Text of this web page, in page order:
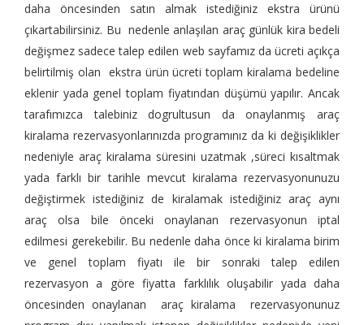
daha öncesinden satın almak istediğiniz ekstra ürünü
çıkartabilirsiniz. Bu nedenle anlaşılan araç günlük kira bedeli
değişmez sadece talep edilen web sayfamız da ücreti açıkça
belirtilmiş olan ekstra ürün ücreti toplam kiralama bedeline
eklenir yada genel toplam fiyatından düşümü yapılır. Ancak
tarafımızca talebiniz dogrultusun da onaylanmış araç
kiralama rezervasyonlarınızda programınız da ki değişiklikler
nedeniyle araç kiralama süresini uzatmak ,süreci kısaltmak
yada farklı bir tarihle mevcut kiralama rezervasyonunuzu
değiştirmek istediğiniz de kiralamak istediğiniz araç aynı
araç olsa bile önceki onaylanan rezervasyonun iptal
edilmesi gerekebilir. Bu nedenle daha önce ki kiralama birim
ve genel toplam fiyatı ile bir sonraki talep edilen
rezervasyon a göre fiyatta farklılık oluşabilir yada daha
öncesinden onaylanan araç kiralama rezervasyonunuz